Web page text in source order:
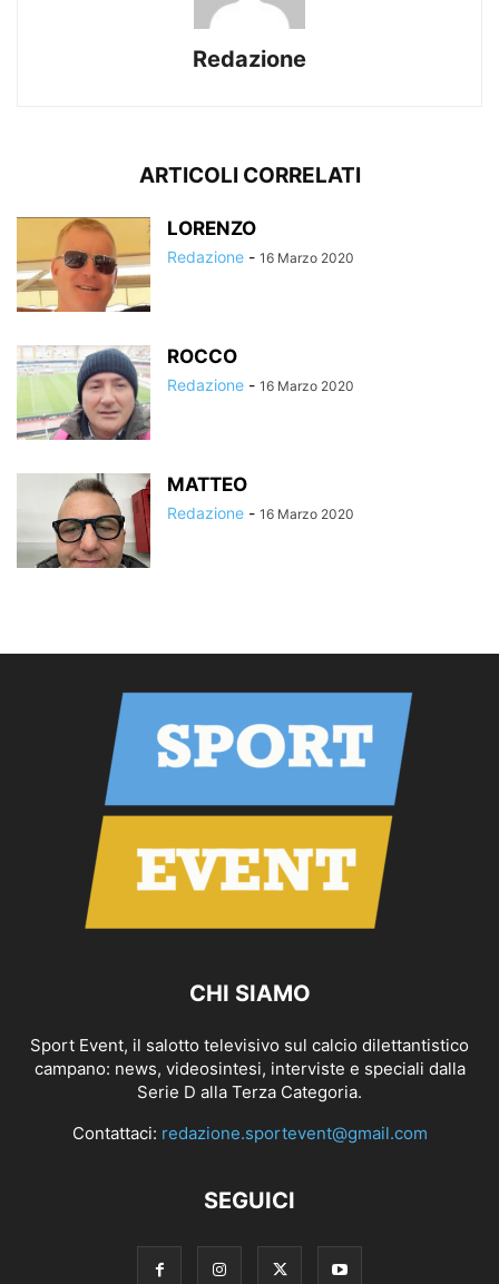
Redazione
ARTICOLI CORRELATI
LORENZO
Redazione - 16 Marzo 2020
ROCCO
Redazione - 16 Marzo 2020
MATTEO
Redazione - 16 Marzo 2020
CHI SIAMO
Sport Event, il salotto televisivo sul calcio dilettantistico
campano: news, videosintesi, interviste e speciali dalla
Serie D alla Terza Categoria.
Contattaci: redazione.sportevent@gmail.com
SEGUICI